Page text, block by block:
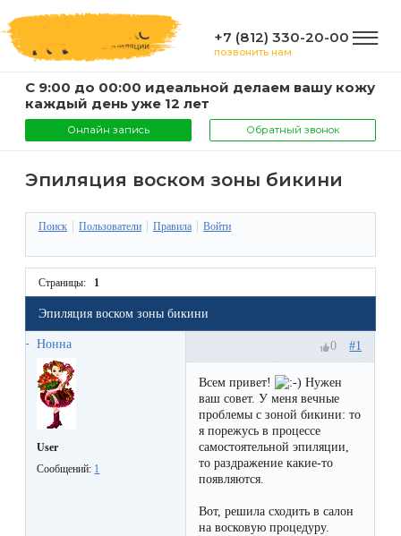
+7 (812) 330-20-00
позвонить нам
С 9:00 до 00:00 идеальной делаем вашу кожу
каждый день уже 12 лет
Онлайн запись Обратный звонок
ГЛАВНАЯ
Услуги
цены
Эпиляция
воском
Шугаринг
Мужская
депиляция
КОМПАНИЯ
компании
Мастера
Отзывы
Материалы
ИНФОРМАЦИЯ
Фото
Видео
Вопросы-
ответы
ВАЖНО
Подготовка
процедуре
КОНТАКТЫ
Эпиляция воском зоны бикини
Поиск Пользователи Правила Войти
Страницы: 1
Эпиляция воском зоны бикини
Нонна
User
Сообщений: 1
#1
0
Всем привет!
Нужен
ваш совет. У меня вечные
проблемы с зоной бикини: то
я порежусь в процессе
самостоятельной эпиляции,
то раздражение какие-то
появляются.
Вот, решила сходить в салон
на восковую процедуру.